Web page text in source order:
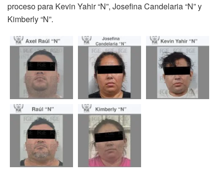
proceso para Kevin Yahir “N”, Josefina Candelaria “N” y
Kimberly “N”.